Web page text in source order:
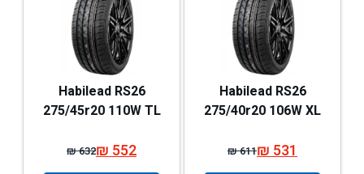
Habilead RS26
275/40r20 106W XL
₪611
המחיר₪531 המחיר
Habilead RS26
275/45r20 110W TL
₪632
המחיר₪552 המחיר